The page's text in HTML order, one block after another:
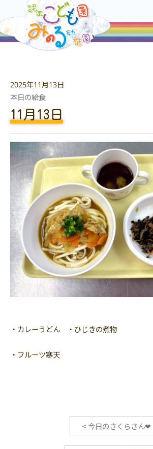
2025年11月13日
本日の給食
11月13日
・カレーうどん ・ひじきの煮物
・フルーツ寒天
<今日のさくらさん‪‪❤︎‬